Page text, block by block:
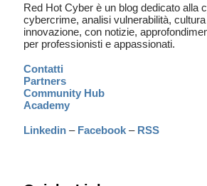
Red Hot Cyber è un blog dedicato alla
cybercrime, analisi vulnerabilità,
innovazione, con notizie,
per professionisti e appassionati.
Contatti
Partners
Community Hub
Academy
Linkedin – Facebook – RSS